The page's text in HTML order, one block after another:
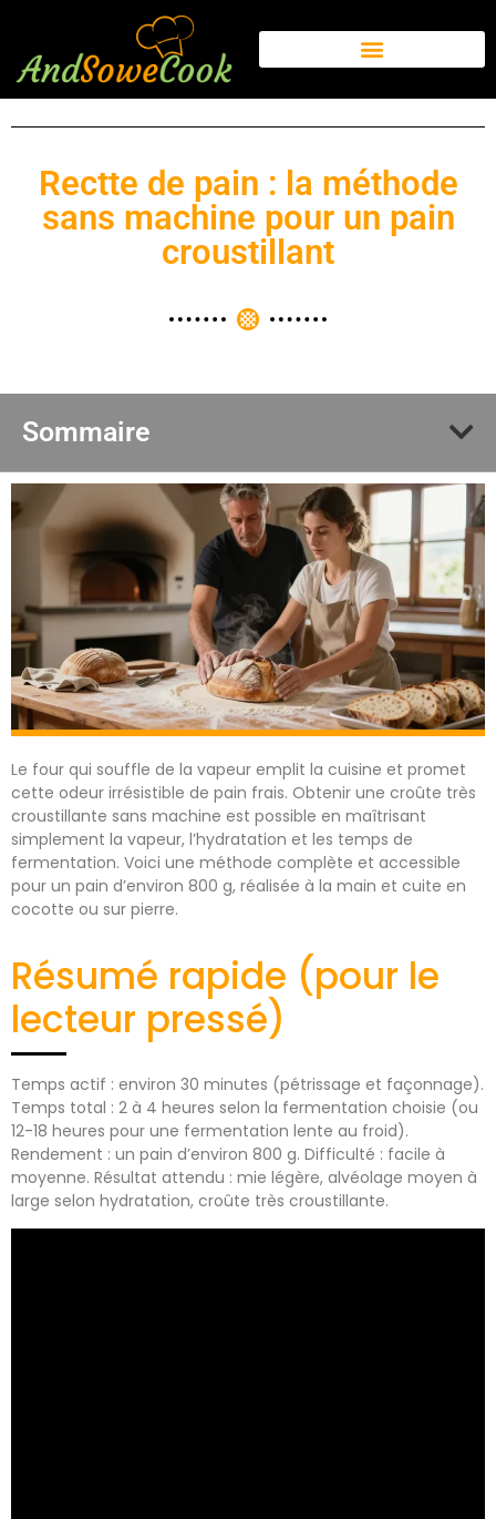
Rectte de pain : la méthode
sans machine pour un pain
croustillant
Sommaire
Le four qui souffle de la vapeur emplit la cuisine et promet
cette odeur irrésistible de pain frais. Obtenir une croûte très
croustillante sans machine est possible en maîtrisant
simplement la vapeur, l’hydratation et les temps de
fermentation. Voici une méthode complète et accessible
pour un pain d’environ 800 g, réalisée à la main et cuite en
cocotte ou sur pierre.
Résumé rapide (pour le
lecteur pressé)
Temps actif : environ 30 minutes (pétrissage et façonnage).
Temps total : 2 à 4 heures selon la fermentation choisie (ou
12-18 heures pour une fermentation lente au froid).
Rendement : un pain d’environ 800 g. Difficulté : facile à
moyenne. Résultat attendu : mie légère, alvéolage moyen à
large selon hydratation, croûte très croustillante.